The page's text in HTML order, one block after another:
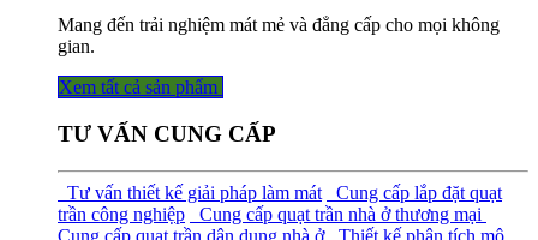
Mang đến trải nghiệm mát mẻ và đẳng cấp cho mọi không
gian.
Xem tất cả sả​​​​n phẩm
TƯ VẤN CUNG CẤP
Tư vấn thiết kế giải pháp làm mát
Cung cấp lắp đặt quạt
trần công nghiệp
Cung cấp quạt trần nhà ở thương mại
Cung cấp quạt trần dân dụng nhà ở
Thiết kế phân tích mô